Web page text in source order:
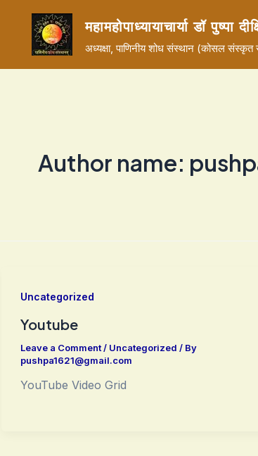
content
महामहोपाध्यायाचार्या डॉ पुष्पा
अध्यक्षा, पाणिनीय शोध संस्थान (कोसल संस्कृत
Author name:
Uncategorized
Youtube
Leave a Comment/ Uncategorized / By
pushpa1621@gmail.com
YouTube Video Grid